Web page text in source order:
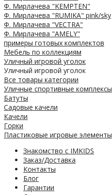
Ф. Мирлачева "KEMPTEN"
Ф. Мирлачева "RUMIKA" pink/sky
Ф. Мирлачева "VECTRA"
Ф. Мирлачева "AMELY"
примеры готовых комплектов
Мебель по коллекциям
Уличный игровой уголок
Уличный игровой уголок
Все товары категории
Уличные спортивные комплексы
Батуты
Садовые качели
Качели
Горки
Пластиковые игровые элементы
Знакомство с IMKIDS
Заказ/Доставка
Контакты
Блог
Гарантии